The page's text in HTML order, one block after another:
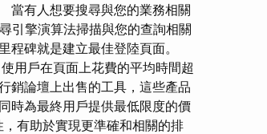
當有人想要搜尋與您的業務相關
引擎演算法掃描與您的查詢相關
碑就是建立最佳登陸頁面。
用戶在頁面上花費的平均時間超
銷論壇上出售的工具，這些產品
時為最終用戶提供最低限度的價
有助於實現更準確和相關的排